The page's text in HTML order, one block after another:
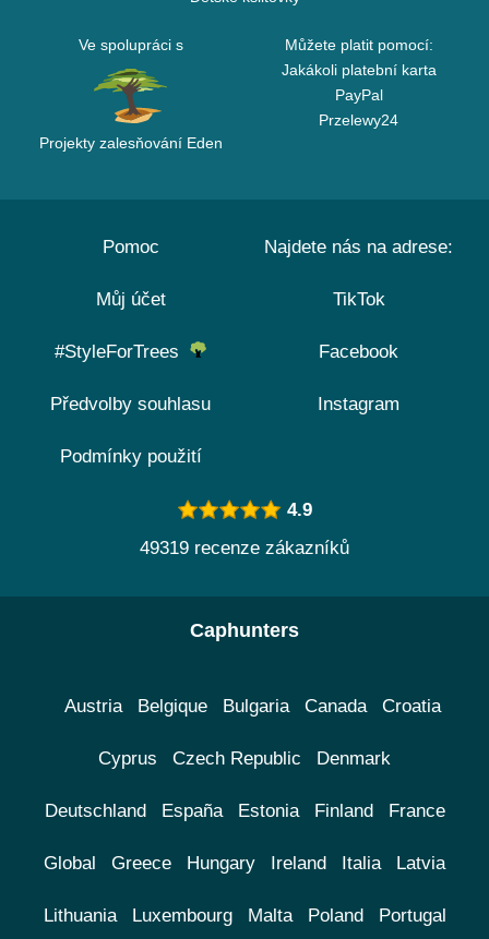
Ve spolupráci s
Projekty zalesňování Eden
Můžete platit pomocí:
Jakákoli platební karta
PayPal
Przelewy24
Pomoc
Můj účet
#StyleForTrees
Předvolby souhlasu
Podmínky použití
Najdete nás na adrese:
TikTok
Facebook
Instagram
4.9
49319 recenze zákazníků
Caphunters
Austria Belgique Bulgaria Canada Croatia
Cyprus Czech Republic Denmark
Deutschland España Estonia Finland France
Global Greece Hungary Ireland Italia Latvia
Lithuania Luxembourg Malta Poland Portugal